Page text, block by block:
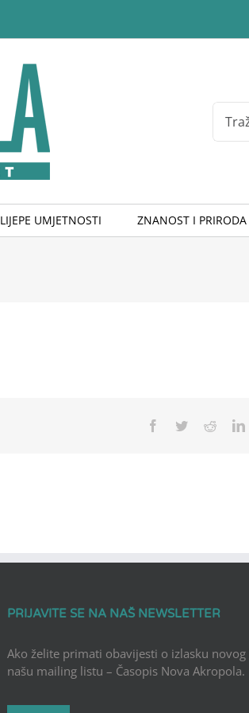
Search
for:
LIJEPE UMJETNOSTI ZNANOST I PRIRODA
Facebook
TwitterReddit
PRIJAVITE SE NA NAŠ NEWSLETTER
Ako želite primati obavijesti o izlasku
našu mailing listu – Časopis Nova Akropola.